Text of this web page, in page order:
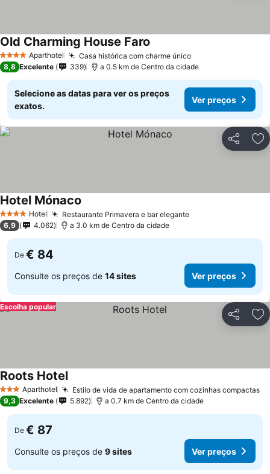
4 EstrelasAparthotel Casa histórica com charme único
Old Charming House Faro
8,8 Excelente 339 a 0.5 km de Centro da cidade
Selecione as datas para ver os preços
exatos.
Ver preços
Partilhar
4 EstrelasHotel Restaurante Primavera e bar elegante
Hotel Mónaco
6,9 4.062 a 3.0 km de Centro da cidade
De € 84
Consulte os preços de 14 sites Ver preços
Partilhar
Escolha popular
3 EstrelasAparthotel Estilo de vida de apartamento com cozinhas compactas
Roots Hotel
9,3 Excelente 5.892 a 0.7 km de Centro da cidade
De € 87
Consulte os preços de 9 sites Ver preços